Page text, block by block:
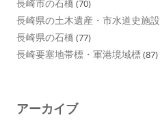
長崎市の石橋 (70)
長崎県の土木遺産・市水道史施設
長崎県の石橋 (77)
長崎要塞地帯標・軍港境域標(87)
アーカイブ